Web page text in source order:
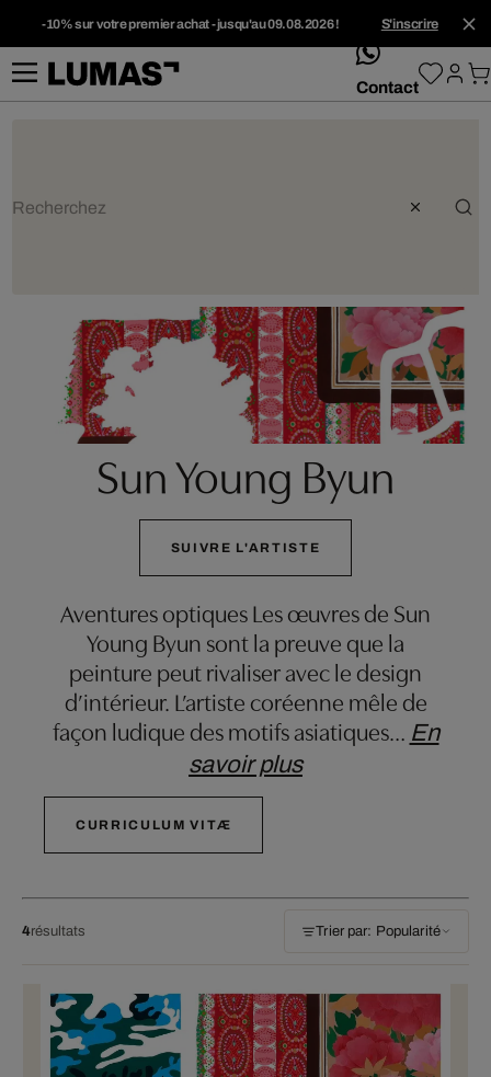
-10% sur votre premier achat - jusqu'au 09.08.2026 ! S'inscrire
whatsApp
Contact
Sun Young Byun
SUIVRE L'ARTISTE
Aventures optiques Les œuvres de Sun
Young Byun sont la preuve que la
peinture peut rivaliser avec le design
d’intérieur. L’artiste coréenne mêle de
façon ludique des motifs asiatiques… En
savoir plus
CURRICULUM VITÆ
4résultats Trier par: Popularité